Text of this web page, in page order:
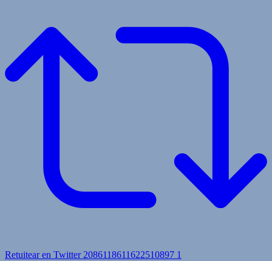
Retuitear en Twitter 2086118611622510897 1